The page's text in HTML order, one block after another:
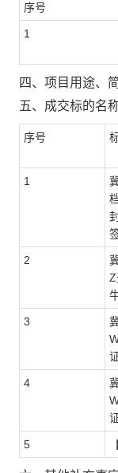
序号
1
四、项目用途、
五、成交标的名
序号
1
2
Z
3
4
5